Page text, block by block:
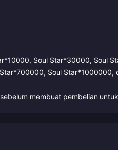
Soul Star*30000, Soul
Soul Star*1000000,
membuat pembelian